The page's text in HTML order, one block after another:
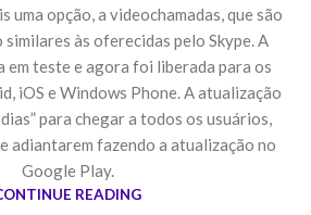
uma opção, a videochamadas, que são
às oferecidas pelo Skype. A
em teste e agora foi liberada para os
iOS e Windows Phone. A atualização
para chegar a todos os usuários,
adiantarem fazendo a atualização no
Google Play.
READING